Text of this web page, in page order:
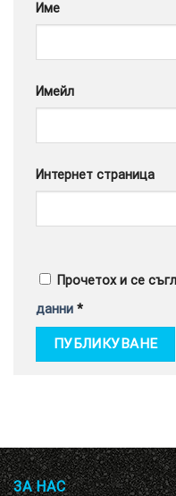
Име
Имейл
Интернет страница
Прочетох и се
данни *
ЗА НАС